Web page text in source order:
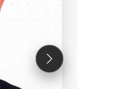
Sonraki